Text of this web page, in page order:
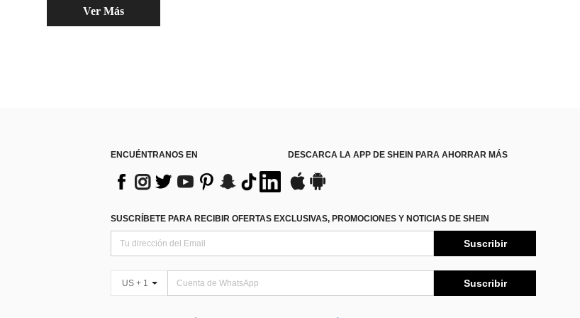
Ver Más
ENCUÉNTRANOS EN DESCARCA LA APP DE SHEIN PARA AHORRAR MÁS
SUSCRÍBETE PARA RECIBIR OFERTAS EXCLUSIVAS, PROMOCIONES Y NOTICIAS DE SHEIN
Suscribir
US + 1 Suscribir